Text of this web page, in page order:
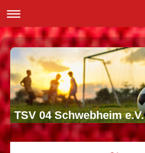
TSV 04 Schwebheim e.V.